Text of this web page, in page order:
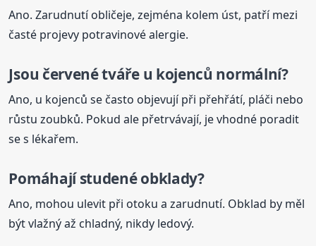
Ano. Zarudnutí obličeje, zejména kolem úst, patří mezi
časté projevy potravinové alergie.
Jsou červenétvářeu kojenců normální?
Ano, u kojenců se často objevují při přehřátí, pláči nebo
růstu zoubků. Pokud ale přetrvávají, je vhodné poradit
se s lékařem.
Pomáhají studené obklady?
Ano, mohou ulevit při otoku a zarudnutí. Obklad by měl
být vlažný až chladný, nikdy ledový.